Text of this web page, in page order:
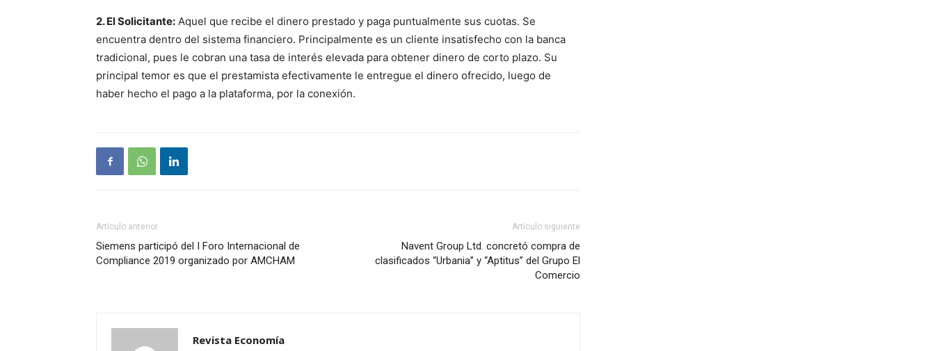
2. El Solicitante: Aquel que recibe el dinero prestado y paga puntualmente sus cuotas. Se
encuentra dentro del sistema financiero. Principalmente es un cliente insatisfecho con la banca
tradicional, pues le cobran una tasa de interés elevada para obtener dinero de corto plazo. Su
principal temor es que el prestamista efectivamente le entregue el dinero ofrecido, luego de
haber hecho el pago a la plataforma, por la conexión.
Artículo anterior
Siemens participó del I Foro Internacional de
Compliance 2019 organizado por AMCHAM
Artículo siguiente
Navent Group Ltd. concretó compra de
clasificados “Urbania” y “Aptitus” del Grupo El
Comercio
Revista Economía